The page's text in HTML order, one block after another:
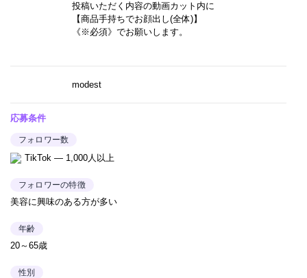
投稿いただく内容の動画カット内に
【商品手持ちでお顔出し(全体)】
《※必須》でお願いします。
modest
応募条件
フォロワー数
TikTok — 1,000人以上
フォロワーの特徴
美容に興味のある方が多い
年齢
20～65歳
性別